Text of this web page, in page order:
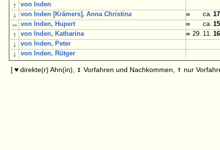
↑ von Inden
↓ von Inden [Krämers], AnnaChristina ∞ ca.
↔ von Inden, Hupert ∞ ca.
↑ von Inden, Katharina ∞ 29. 11.
↓ von Inden, Peter
↓ von Inden, Rütger
[ ♥ direkte(r) Ahn(in), ↕ Vorfahren und Nachkommen, ↑ nur